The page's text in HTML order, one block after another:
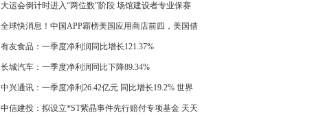
增加
大运会倒计时进入“两位数”阶段 场馆建设者专业保赛
关注
全球快消息！中国APP霸榜美国应用商店前四，美国借
口打压？中国商务部回应
有友食品：一季度净利润同比增长121.37%
长城汽车：一季度净利润同比下降89.34%
中兴通讯：一季度净利26.42亿元 同比增长19.2% 世界
关注
中信建投：拟设立*ST紫晶事件先行赔付专项基金 天天